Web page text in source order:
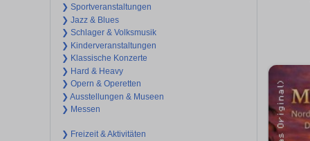
❯ Sportveranstaltungen
❯ Jazz & Blues
❯ Schlager & Volksmusik
❯ Kinderveranstaltungen
❯ Klassische Konzerte
❯ Hard & Heavy
❯ Opern & Operetten
❯ Ausstellungen & Museen
❯ Messen
❯ Freizeit & Aktivitäten